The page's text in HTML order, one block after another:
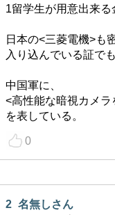
1留学生が用意出来る
日本の<三菱電機>も
入り込んでいる証でも
中国軍に、
<高性能な暗視カメ
を表している。
0
2 名無しさん